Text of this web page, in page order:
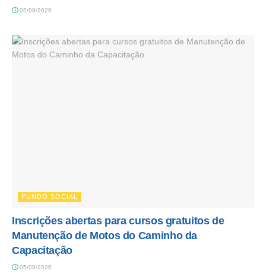
05/08/2026
FUNDO SOCIAL
Inscrições abertas para cursos gratuitos de
Manutenção de Motos do Caminho da
Capacitação
05/08/2026